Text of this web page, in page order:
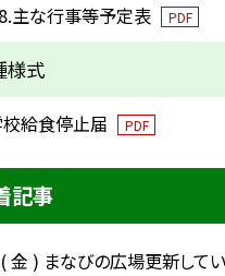
主な行事等予定表 PDF
様式
給食停止届 PDF
記事
金 ) まなびの広場更新してい